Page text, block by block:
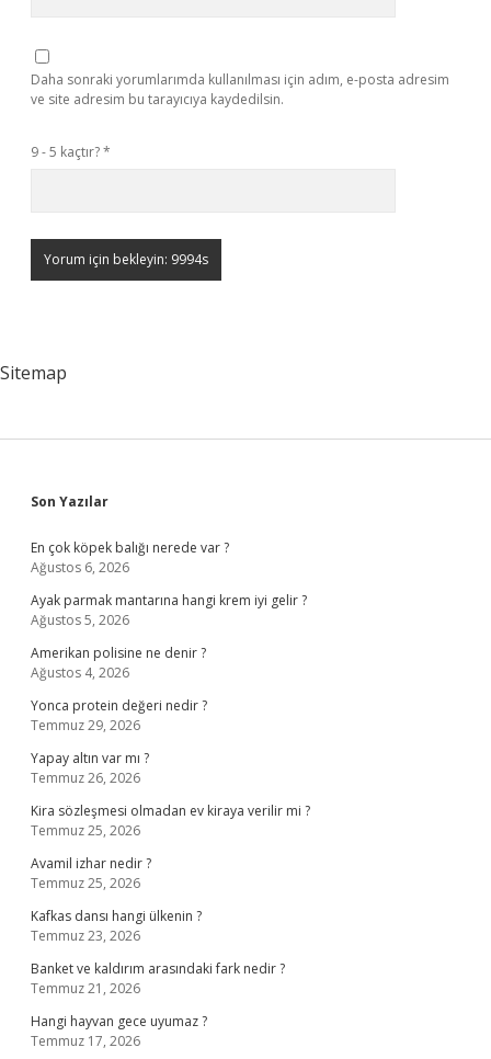
Daha sonraki yorumlarımda kullanılması için adım, e-posta adresim
ve site adresim bu tarayıcıya kaydedilsin.
9 - 5 kaçtır?*
Sitemap
Sidebar
Son Yazılar
En çok köpek balığı nerede var ?
Ağustos 6, 2026
Ayak parmak mantarına hangi krem iyi gelir ?
Ağustos 5, 2026
Amerikan polisine ne denir ?
Ağustos 4, 2026
Yonca protein değeri nedir ?
Temmuz 29, 2026
Yapay altın var mı ?
Temmuz 26, 2026
Kira sözleşmesi olmadan ev kiraya verilir mi ?
Temmuz 25, 2026
Avamil izhar nedir ?
Temmuz 25, 2026
Kafkas dansı hangi ülkenin ?
Temmuz 23, 2026
Banket ve kaldırım arasındaki fark nedir ?
Temmuz 21, 2026
Hangi hayvan gece uyumaz ?
Temmuz 17, 2026